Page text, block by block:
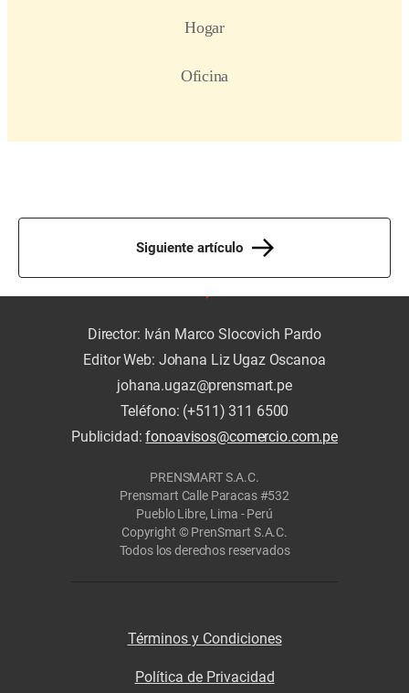
Siguiente artículo
Director: Iván Marco Slocovich Pardo
Editor Web: Johana Liz Ugaz Oscanoa
johana.ugaz@prensmart.pe
Teléfono: (+511) 311 6500
Publicidad:fonoavisos@comercio.com.pe
PRENSMART S.A.C.
Prensmart Calle Paracas #532
Pueblo Libre, Lima - Perú
Copyright © PrenSmart S.A.C.
Todos los derechos reservados
Términos y Condiciones
Política de Privacidad